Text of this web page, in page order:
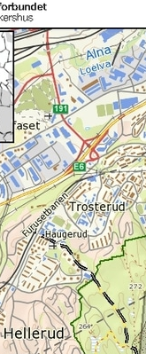
Nes
Nordre Follo
Oslo Sør